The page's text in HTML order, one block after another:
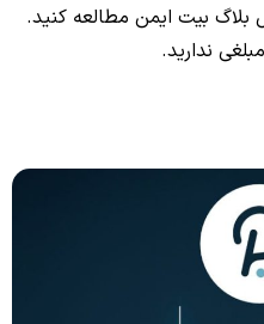
بلاگ بیت ایمن مطالعه کنید.
ندارید.